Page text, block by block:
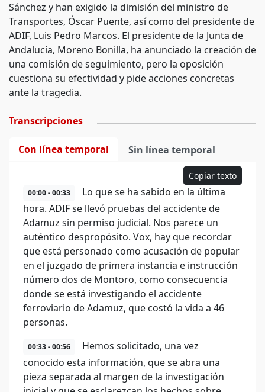
Sánchez y han exigido la dimisión del ministro de
Transportes, Óscar Puente, así como del presidente de
ADIF, Luis Pedro Marcos. El presidente de la Junta de
Andalucía, Moreno Bonilla, ha anunciado la creación de
una comisión de seguimiento, pero la oposición
cuestiona su efectividad y pide acciones concretas
ante la tragedia.
Transcripciones
Con línea temporal Sin línea temporal
Copiar texto
00:00 - 00:33
Lo que se ha sabido en la última
hora. ADIF se llevó pruebas del accidente de
Adamuz sin permiso judicial. Nos parece un
auténtico despropósito. Vox, hay que recordar
que está personado como acusación de popular
en el juzgado de primera instancia e instrucción
número dos de Montoro, como consecuencia
donde se está investigando el accidente
ferroviario de Adamuz, que costó la vida a 46
personas.
00:33 - 00:56
Hemos solicitado, una vez
conocido esta información, que se abra una
pieza separada al margen de la investigación